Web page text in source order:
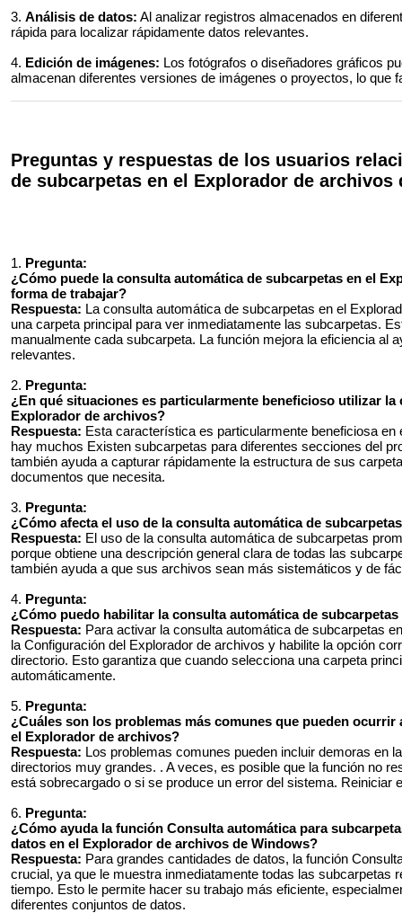
3. Análisis de datos: Al analizar registros almacenados en
rápida para localizar rápidamente datos relevantes.
4. Edición de imágenes: Los fotógrafos o diseñadores gráficos
almacenan diferentes versiones de imágenes o proyectos, lo que
Preguntas y respuestas de los usuarios
de subcarpetas en el Explorador de archivos
1. Pregunta:
¿Cómo puede la consulta automática de subcarpetas en el
forma de trabajar?
Respuesta: La consulta automática de subcarpetas en el
una carpeta principal para ver inmediatamente las subcarpetas.
manualmente cada subcarpeta. La función mejora la eficiencia al
relevantes.
2. Pregunta:
¿En qué situaciones es particularmente beneficioso utilizar
Explorador de archivos?
Respuesta: Esta característica es particularmente beneficiosa
hay muchos Existen subcarpetas para diferentes secciones del
también ayuda a capturar rápidamente la estructura de sus
documentos que necesita.
3. Pregunta:
¿Cómo afecta el uso de la consulta automática de
Respuesta: El uso de la consulta automática de subcarpetas
porque obtiene una descripción general clara de todas las
también ayuda a que sus archivos sean más sistemáticos y de
4. Pregunta:
¿Cómo puedo habilitar la consulta automática de
Respuesta: Para activar la consulta automática de subcarpetas
la Configuración del Explorador de archivos y habilite la opción
directorio. Esto garantiza que cuando selecciona una carpeta
automáticamente.
5. Pregunta:
¿Cuáles son los problemas más comunes que pueden
el Explorador de archivos?
Respuesta: Los problemas comunes pueden incluir demoras en
directorios muy grandes. . A veces, es posible que la función no
está sobrecargado o si se produce un error del sistema. Reiniciar
6. Pregunta:
¿Cómo ayuda la función Consulta automática para
datos en el Explorador de archivos de Windows?
Respuesta: Para grandes cantidades de datos, la función
crucial, ya que le muestra inmediatamente todas las subcarpetas
tiempo. Esto le permite hacer su trabajo más eficiente,
diferentes conjuntos de datos.